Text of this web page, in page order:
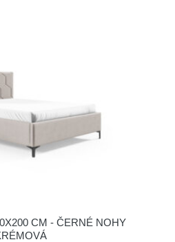
CM - ČERNÉ NOHY